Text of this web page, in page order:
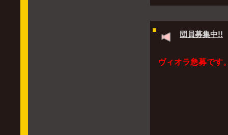
団員募集中!!
ヴィオラ急募です